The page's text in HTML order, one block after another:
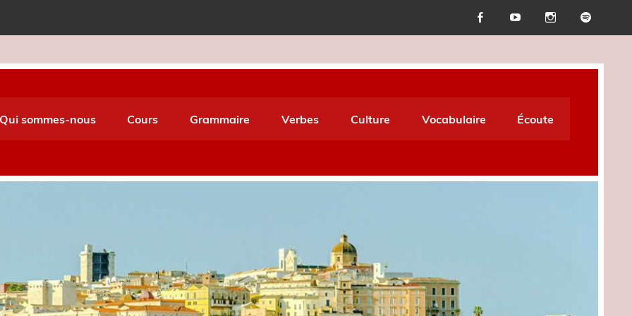
World Italiano
Qui sommes-nous Cours Grammaire Verbes Culture Vocabulaire Écoute